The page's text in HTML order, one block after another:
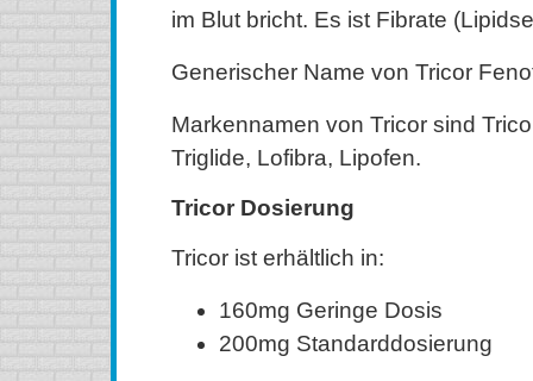
im Blut bricht. Es ist Fibrate
Generischer Name von Tricor
Markennamen von Tricor sind
Triglide, Lofibra, Lipofen.
Tricor Dosierung
Tricor ist erhältlich in:
160mg Geringe Dosis
200mg Standarddosierung